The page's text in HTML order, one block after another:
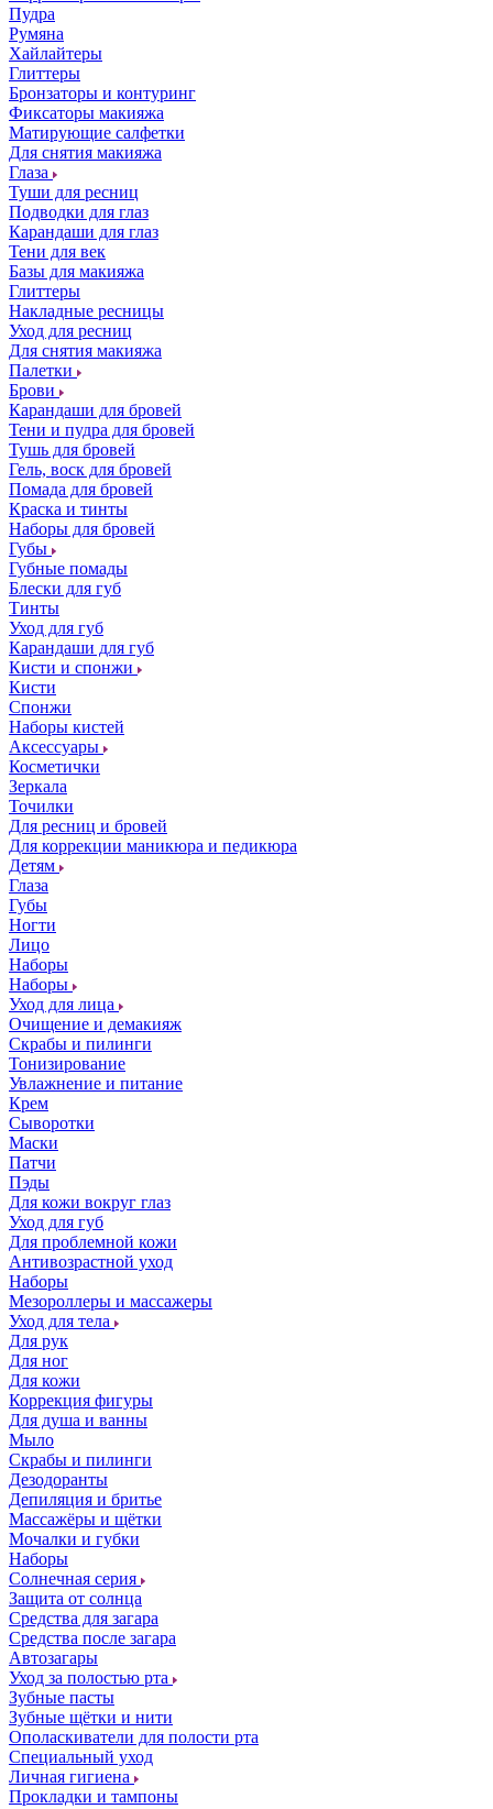
Пудра
Румяна
Хайлайтеры
Глиттеры
Бронзаторы и контуринг
Фиксаторы макияжа
Матирующие салфетки
Для снятия макияжа
Глаза
Туши для ресниц
Подводки для глаз
Карандаши для глаз
Тени для век
Базы для макияжа
Глиттеры
Накладные ресницы
Уход для ресниц
Для снятия макияжа
Палетки
Брови
Карандаши для бровей
Тени и пудра для бровей
Тушь для бровей
Гель, воск для бровей
Помада для бровей
Краска и тинты
Наборы для бровей
Губы
Губные помады
Блески для губ
Тинты
Уход для губ
Карандаши для губ
Кисти и спонжи
Кисти
Спонжи
Наборы кистей
Аксессуары
Косметички
Зеркала
Точилки
Для ресниц и бровей
Для коррекции маникюра и педикюра
Детям
Глаза
Губы
Ногти
Лицо
Наборы
Наборы
Уход для лица
Очищение и демакияж
Скрабы и пилинги
Тонизирование
Увлажнение и питание
Крем
Сыворотки
Маски
Патчи
Пэды
Для кожи вокруг глаз
Уход для губ
Для проблемной кожи
Антивозрастной уход
Наборы
Мезороллеры и массажеры
Уход для тела
Для рук
Для ног
Для кожи
Коррекция фигуры
Для душа и ванны
Мыло
Скрабы и пилинги
Дезодоранты
Депиляция и бритье
Массажёры и щётки
Мочалки и губки
Наборы
Солнечная серия
Защита от солнца
Средства для загара
Средства после загара
Автозагары
Уход за полостью рта
Зубные пасты
Зубные щётки и нити
Ополаскиватели для полости рта
Специальный уход
Личная гигиена
Прокладки и тампоны